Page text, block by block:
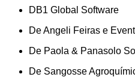
DB1 Global Software
De Angeli Feiras e
De Paola & Panasolo
De Sangosse